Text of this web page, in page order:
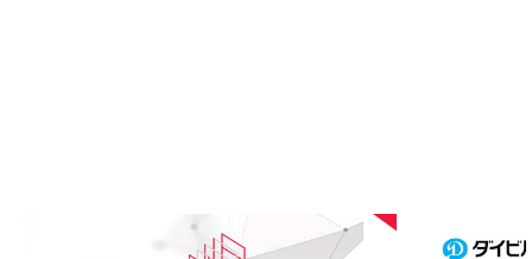
2026